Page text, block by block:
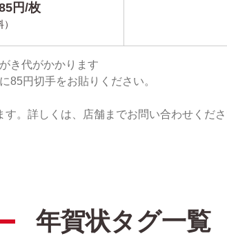
円/枚
き代がかかります
85円切手をお貼りください。
。詳しくは、店舗までお問い合わせくださ
年賀状タグ一覧